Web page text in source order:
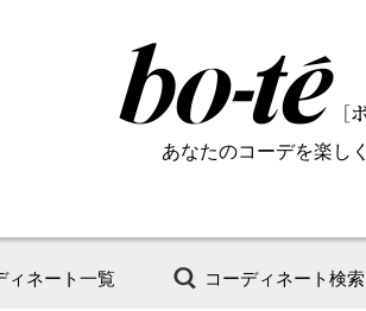
あなたのコーデを楽しく
ィネート一覧 コーディネート検索